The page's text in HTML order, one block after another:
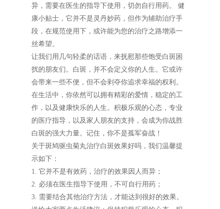
异，需要在医生的指导下使用，切勿自行用药。 健
康小贴士，它并不是灵丹妙药，但作为辅助治疗手
段，在规范使用下，或许能为您的治疗之路增添一
丝希望。
让我们用几句轻柔的话语，来抚慰那些饱受白斑困
扰的朋友们。白斑，并不会定义你的人生。它或许
会带来一些不便，但不会剥夺你追求幸福的权利。
在生活中，你依然可以拥有精彩的爱情，稳定的工
作，以及健康快乐的人生。积极乐观的心态，专业
的医疗指导，以及家人朋友的支持，会成为你战胜
白斑的强大力量。记住，你不是孤军奋战！
关于斑鸠驱虫菊丸治疗白斑效果好吗，我们温馨提
示如下：
1. 它并不是有效药，治疗的效果因人而异；
2. 必须在医生指导下使用，不可自行用药；
3. 需要结合其他治疗方法，才能达到很好的效果。